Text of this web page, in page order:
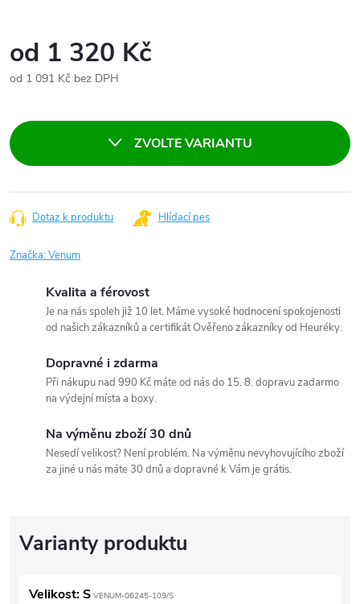
od 1 320 Kč
od 1 091 Kč bez DPH
ZVOLTE VARIANTU
Dotaz k produktu Hlídací pes
Značka:Venum
Kvalita a férovost
Je na nás spoleh již 10 let. Máme vysoké hodnocení spokojenosti
od našich zákazníků a certifikát Ověřeno zákazníky od Heuréky.
Dopravné i zdarma
Při nákupu nad 990 Kč máte od nás do 15. 8. dopravu zadarmo
na výdejní místa a boxy.
Na výměnu zboží 30 dnů
Nesedí velikost? Není problém. Na výměnu nevyhovujícího zboží
za jiné u nás máte 30 dnů a dopravné k Vám je grátis.
Velikost: S VENUM-06245-109/S